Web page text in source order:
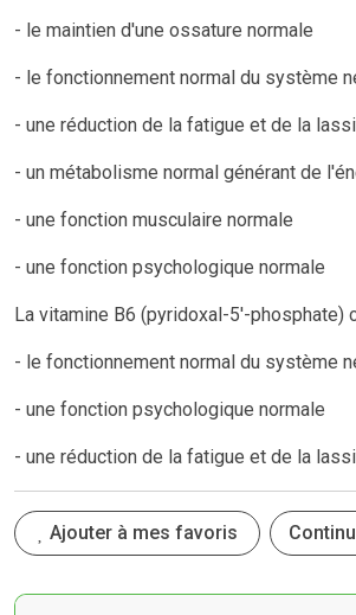
- le maintien d'une ossature normale
- le fonctionnement normal du système
- une réduction de la fatigue et de la
- un métabolisme normal générant de
- une fonction musculaire normale
- une fonction psychologique normale
La vitamine B6 (pyridoxal-5′-phosphate)
- le fonctionnement normal du système
- une fonction psychologique normale
- une réduction de la fatigue et de la
Ajouter à mes favoris